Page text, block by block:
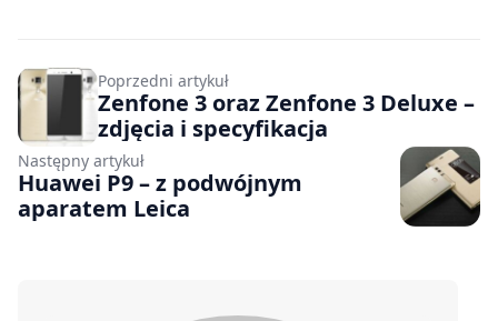
Poprzedni artykuł
Zenfone 3 oraz Zenfone 3 Deluxe –
zdjęcia i specyfikacja
Następny artykuł
Huawei P9 – z podwójnym
aparatem Leica